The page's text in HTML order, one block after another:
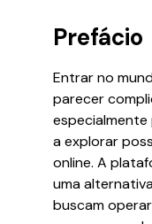
Prefácio
Entrar no
parecer
a explorar
online. A
uma
buscam